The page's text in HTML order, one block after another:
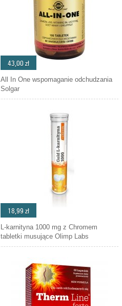
43,00 zł
All In One wspomaganie odchudzania
Solgar
18,99 zł
L-karnityna 1000 mg z Chromem
tabletki musujące Olimp Labs